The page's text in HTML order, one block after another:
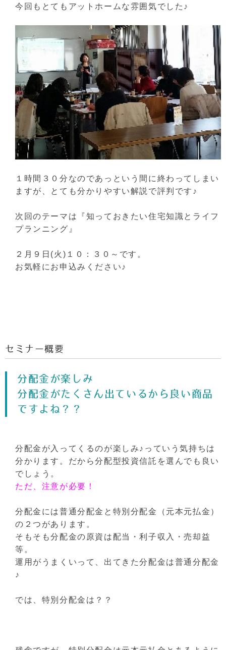
今回もとてもアットホームな雰囲気でした♪
１時間３０分なのであっという間に終わってしまい
ますが、とても分かりやすい解説で評判です♪
次回のテーマは『知っておきたい住宅知識とライフ
プランニング』
２月９日(火)１０：３０～です。
お気軽にお申込みください♪
セミナー概要
分配金が楽しみ
分配金がたくさん出ているから良い商品
ですよね？？
分配金が入ってくるのが楽しみ♪っていう気持ちは
分かります。だから分配型投資信託を選んでも良い
でしょう。
ただ、注意が必要！
分配金には普通分配金と特別分配金（元本元払金）
の２つがあります。
そもそも分配金の原資は配当・利子収入・売却益
等。
運用がうまくいって、出てきた分配金は普通分配金
♪
では、特別分配金は？？